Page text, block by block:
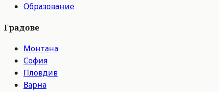
Образование
Градове
Монтана
София
Пловдив
Варна